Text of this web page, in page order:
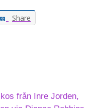
Share